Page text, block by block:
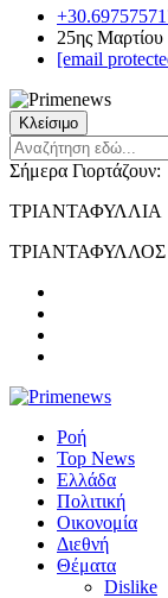
25ης
[email
Κλείσιμο
Σήμερα Γιορτάζουν:
ΤΡΙΑΝΤΑΦΥΛΛΙΑ
ΤΡΙΑΝΤΑΦΥΛΛΟΣ
Ροή
Top News
Ελλάδα
Πολιτική
Οικονομία
Διεθνή
Θέματα
Dislike